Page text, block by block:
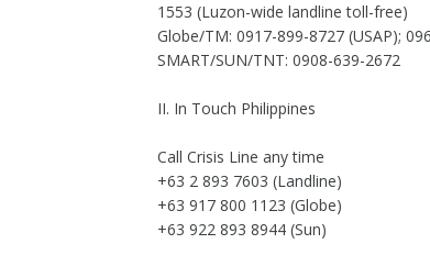
1553 (Luzon-wide landline toll-free)
Globe/TM: 0917-899-8727 (USAP);
SMART/SUN/TNT: 0908-639-2672
II. In Touch Philippines
Call Crisis Line any time
+63 2 893 7603 (Landline)
+63 917 800 1123 (Globe)
+63 922 893 8944 (Sun)